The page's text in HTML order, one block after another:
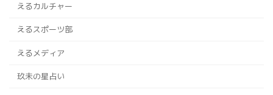
えるカルチャー
えるスポーツ部
えるメディア
玖未の星占い